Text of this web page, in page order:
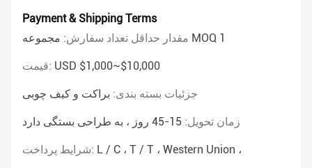
Payment & Shipping Terms
مقدار حداقل تعداد سفارش: مجموعه MOQ 1
قیمت: USD $1,000~$10,000
جزئیات بسته بندی: براکت و کیف چوبی
زمان تحویل: 15-45 روز ، به طراحی بستگی دارد
شرایط پرداخت: L / C ، T / T ، Western Union ،